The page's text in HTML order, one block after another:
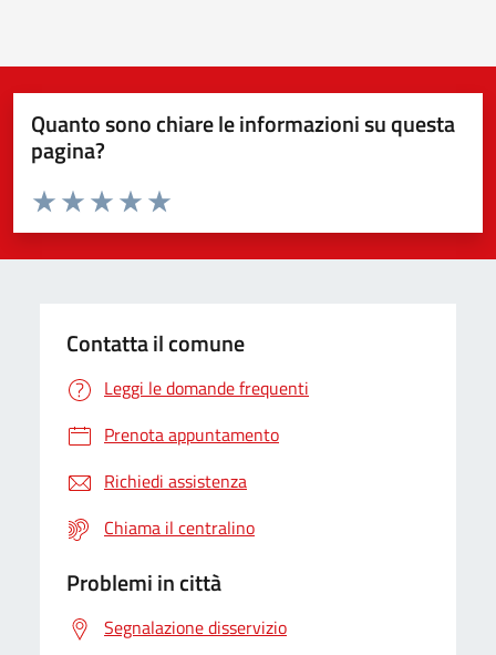
Quanto sono chiare le informazioni su questa
pagina?
Valuta da 1 a 5 stelle la pagina
Valuta 5 stelle su 5
Valuta 4 stelle su 5
Valuta 3 stelle su 5
Valuta 2 stelle su 5
Valuta 1 stelle su 5
Contatta il comune
Leggi le domande frequenti
Prenota appuntamento
Richiedi assistenza
Chiama il centralino
Problemi in città
Segnalazione disservizio